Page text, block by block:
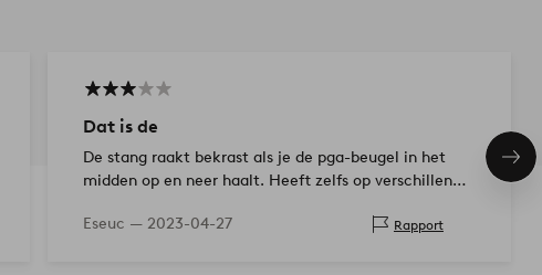
Dat is de
De stang raakt bekrast als je de pga-beugel in het
midden op en neer haalt. Heeft zelfs op verschillende
zwart dus ik heb mezelf moeten verven…
Eseuc — 2023-04-27 Rapport